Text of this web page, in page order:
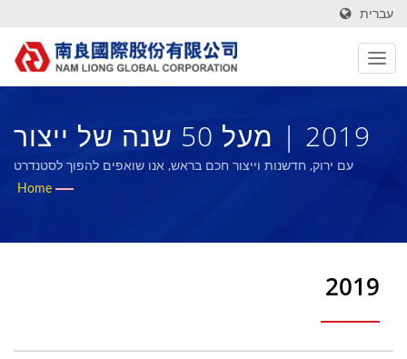
עברית
2019 | מעל 50 שנה של ייצור
בד טכני באיכות גבוהה וספוג
עם ירוק, חדשנות וייצור חכם בראש, אנו שואפים להפוך לסטנדרט
בתעשיית החומרים הקומפוזיטיים ברי קיימא ולשתף את הישגינו עם
Home
2019